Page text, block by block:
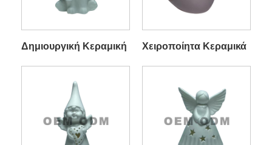
Δημιουργική Κεραμική Χειροποίητα Κεραμικά